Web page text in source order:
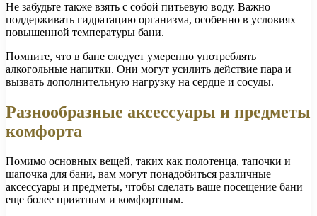
Не забудьте также взять с собой питьевую воду. Важно
поддерживать гидратацию организма, особенно в условиях
повышенной температуры бани.
Помните, что в бане следует умеренно употреблять
алкогольные напитки. Они могут усилить действие пара и
вызвать дополнительную нагрузку на сердце и сосуды.
Разнообразные аксессуары и предметы
комфорта
Помимо основных вещей, таких как полотенца, тапочки и
шапочка для бани, вам могут понадобиться различные
аксессуары и предметы, чтобы сделать ваше посещение бани
еще более приятным и комфортным.